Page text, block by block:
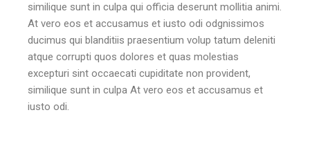
similique sunt in culpa qui officia deserunt mollitia animi.
At vero eos et accusamus et iusto odi odgnissimos
ducimus qui blanditiis praesentium volup tatum deleniti
atque corrupti quos dolores et quas molestias
excepturi sint occaecati cupiditate non provident,
similique sunt in culpa At vero eos et accusamus et
iusto odi.